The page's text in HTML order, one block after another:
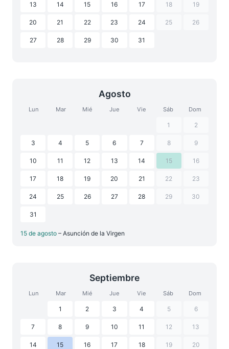
13 14 15 16 17 18 19
20 21 22 23 24 25 26
27 28 29 30 31
Agosto
Lun Mar Mié Jue Vie Sáb Dom
1 2
3 4 5 6 7 8 9
10 11 12 13 14 15 16
17 18 19 20 21 22 23
24 25 26 27 28 29 30
31
15 de agosto – Asunción de la Virgen
Septiembre
Lun Mar Mié Jue Vie Sáb Dom
1 2 3 4 5 6
7 8 9 10 11 12 13
14 15 16 17 18 19 20